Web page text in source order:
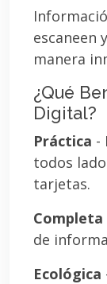
escaneen
manera
¿Qué
Digital?
Práctica -
todos
tarjetas.
Completa
de
Ecológica